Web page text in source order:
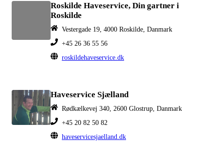
Roskilde Haveservice, Din gartner i
Roskilde
Vestergade 19, 4000 Roskilde, Danmark
+45 26 36 55 56
roskildehaveservice.dk
Haveservice Sjælland
Rødkælkevej 340, 2600 Glostrup, Danmark
+45 20 82 50 82
haveservicesjaelland.dk